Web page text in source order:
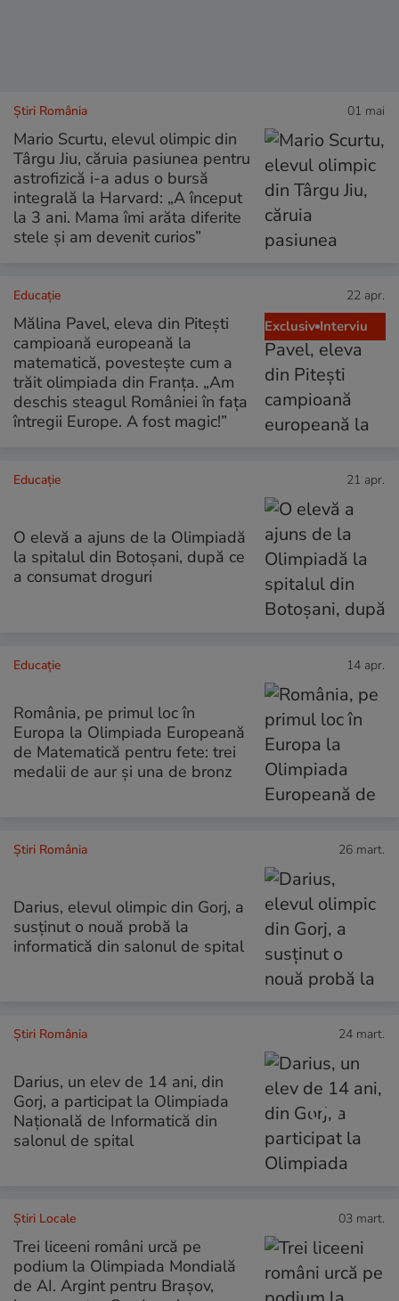
Știri România 01 mai
Mario Scurtu, elevul olimpic din
Târgu Jiu, căruia pasiunea pentru
astrofizică i-a adus o bursă
integrală la Harvard: „A început
la 3 ani. Mama îmi arăta diferite
stele și am devenit curios”
Exclusiv Interviu
Educație 22 apr.
Mălina Pavel, eleva din Pitești
campioană europeană la
matematică, povestește cum a
trăit olimpiada din Franța. „Am
deschis steagul României în fața
întregii Europe. A fost magic!”
Educație 21 apr.
O elevă a ajuns de la Olimpiadă
la spitalul din Botoșani, după ce
a consumat droguri
Educație 14 apr.
România, pe primul loc în
Europa la Olimpiada Europeană
de Matematică pentru fete: trei
medalii de aur și una de bronz
Știri România 26 mart.
Darius, elevul olimpic din Gorj, a
susținut o nouă probă la
informatică din salonul de spital
Știri România 24 mart.
Darius, un elev de 14 ani, din
Gorj, a participat la Olimpiada
Națională de Informatică din
salonul de spital
Știri Locale 03 mart.
Trei liceeni români urcă pe
podium la Olimpiada Mondială
de AI. Argint pentru Brașov,